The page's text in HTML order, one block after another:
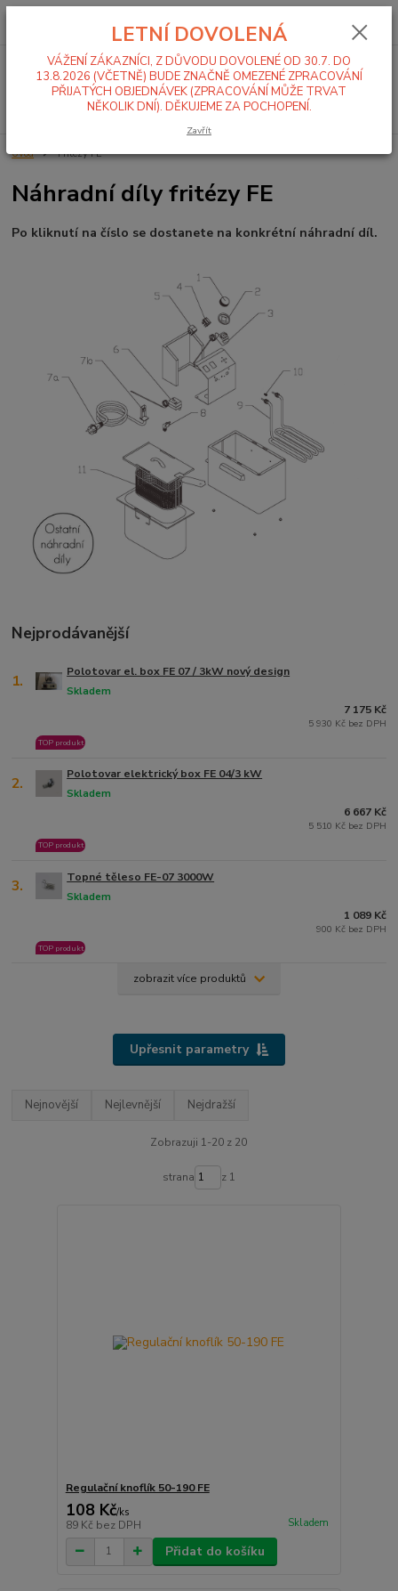
Menu
0,00 Kč
Úvod Fritézy FE
Náhradní díly fritézy FE
Po kliknutí na číslo se dostanete na konkrétní náhradní díl.
Nejprodávanější
1. Polotovar el. box FE 07 / 3kW nový design
Skladem
TOP produkt
7 175 Kč
5 930 Kč bez DPH
2. Polotovar elektrický box FE 04/3 kW
Skladem
TOP produkt
6 667 Kč
5 510 Kč bez DPH
3. Topné těleso FE-07 3000W
Skladem
TOP produkt
1 089 Kč
900 Kč bez DPH
zobrazit více produktů
Upřesnit parametry
Nejnovější Nejlevnější Nejdražší
Zobrazuji 1-20 z 20
strana z 1
Regulační knoflík 50-190 FE
108 Kč/ks
89 Kč bez DPH Skladem
Přidat do košíku
LETNÍ DOVOLENÁ
VÁŽENÍ ZÁKAZNÍCI, Z DŮVODU DOVOLENÉ OD 30.7. DO
13.8.2026 (VČETNĚ) BUDE ZNAČNĚ OMEZENÉ ZPRACOVÁNÍ
PŘIJATÝCH OBJEDNÁVEK (ZPRACOVÁNÍ MŮŽE TRVAT
NĚKOLIK DNÍ). DĚKUJEME ZA POCHOPENÍ.
Zavřít